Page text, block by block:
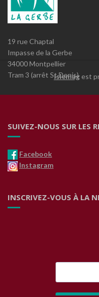
19 rue Chaptal
Impasse de la Gerbe
34000 Montpellier
Tram 3 (arrêt St Denis)
SUIVEZ-NOUS SUR LES
Facebook
Instagram
INSCRIVEZ-VOUS À LA
Islemagest